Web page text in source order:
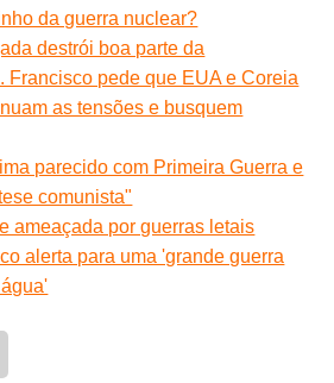
da guerra nuclear?
destrói boa parte da
Francisco pede que EUA e Coreia
as tensões e busquem
parecido com Primeira Guerra e
comunista"
ameaçada por guerras letais
alerta para uma 'grande guerra